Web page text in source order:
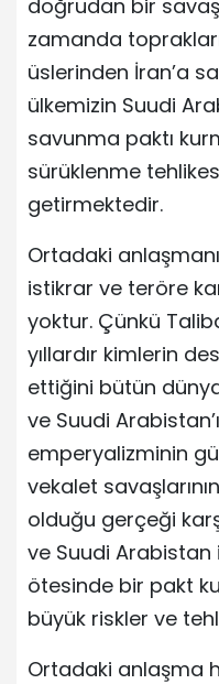
doğrudan bir
zamanda
üslerinden İran’a
ülkemizin Suudi
savunma paktı
sürüklenme
getirmektedir.
Ortadaki
istikrar ve teröre
yoktur. Çünkü
yıllardır kimlerin
ettiğini bütün
ve Suudi
emperyalizminin
vekalet
olduğu gerçeği
ve Suudi Arabistan
ötesinde bir pakt
büyük riskler ve
Ortadaki anlaşma